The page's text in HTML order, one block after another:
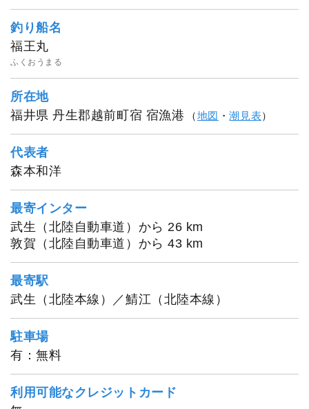
釣り船名
福王丸
ふくおうまる
所在地
福井県 丹生郡越前町宿 宿漁港
（地図 ・潮見表）
代表者
森本和洋
最寄インター
武生（北陸自動車道）から 26 km
敦賀（北陸自動車道）から 43 km
最寄駅
武生（北陸本線）／鯖江（北陸本線）
駐車場
有：無料
利用可能なクレジットカード